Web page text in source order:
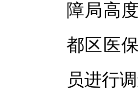
障局高
都区医
员进行